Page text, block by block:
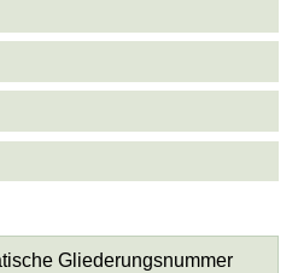
Gliederungsnummer